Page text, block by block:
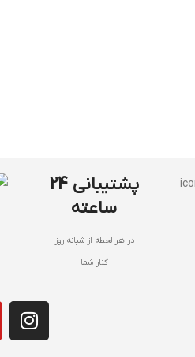
پشتیبانی 24
ساعته
در هر لحظه از شبانه روز
کنار شما